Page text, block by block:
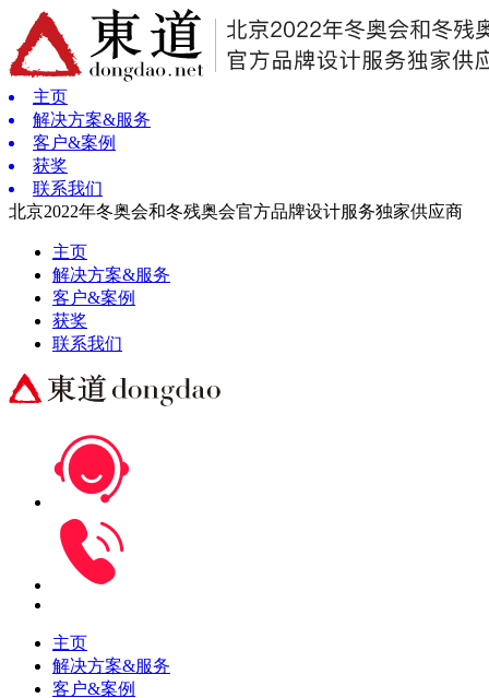
主页
解决方案&服务
客户&案例
获奖
联系我们
北京2022年冬奥会和冬残奥会官方品牌设计服务独家供应商
主页
解决方案&服务
客户&案例
获奖
联系我们
主页
解决方案&服务
客户&案例